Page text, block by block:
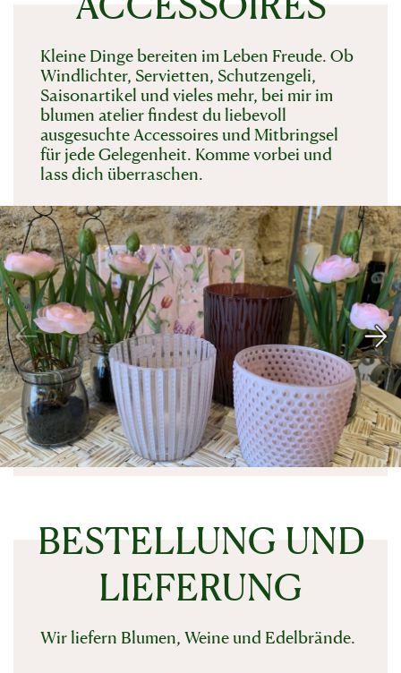
Kleine Dinge bereiten im Leben Freude. Ob
Windlichter, Servietten, Schutzengeli,
Saisonartikel und vieles mehr, bei mir im
blumen atelier findest du liebevoll
ausgesuchte Accessoires und Mitbringsel
für jede Gelegenheit. Komme vorbei und
lass dich überraschen.
BESTELLUNG UND
LIEFERUNG
Wir liefern Blumen, Weine und Edelbrände.